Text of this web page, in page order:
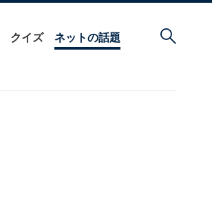
クイズ ネットの話題